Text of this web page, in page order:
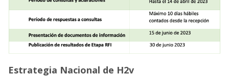
Estrategia Nacional de H2v